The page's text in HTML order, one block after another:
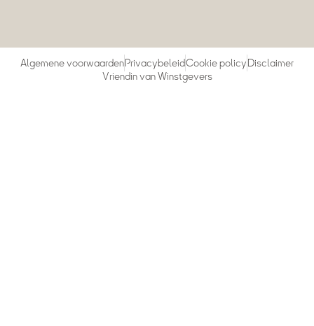
Algemene voorwaardenPrivacybeleidCookie policyDisclaimer
Vriendin van Winstgevers